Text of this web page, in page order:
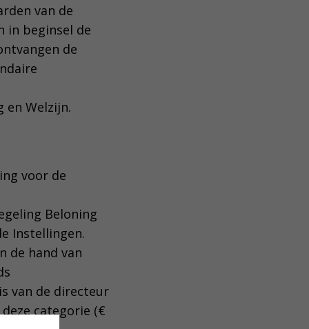
van de
in beginsel de
de
en Welzijn.
voor de
Beloning
Instellingen.
de hand van
van de directeur
categorie (€